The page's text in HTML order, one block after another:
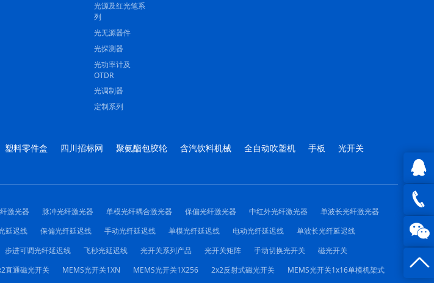
QQ在
线咨询
0816 -
光源及红光笔系
列
光无源器件
光探测器
光功率计及
OTDR
光调制器
定制系列
塑料零件盒 四川招标网 聚氨酯包胶轮 含汽饮料机械 全自动吹塑机 手板 光开关
激光器 脉冲光纤激光器 单模光纤耦合激光器 保偏光纤激光器 中红外光纤激光器
单波长光纤激光器
延迟线 保偏光纤延迟线 手动光纤延迟线 单模光纤延迟线 电动光纤延迟线
单波长光纤延迟线
步进可调光纤延迟线 飞秒光延迟线 光开关系列产品 光开关矩阵 手动切换光开关
磁光开关
直通磁光开关 MEMS光开关1XN MEMS光开关1X256 2x2反射式磁光开关
MEMS光开关1x16单模机架式